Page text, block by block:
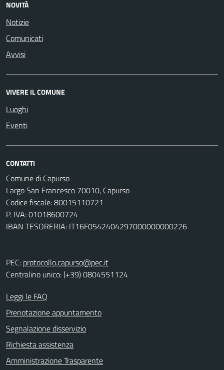
NOVITÀ
Notizie
Comunicati
Avvisi
VIVERE IL COMUNE
Luoghi
Eventi
CONTATTI
Comune di Capurso
Largo San Francesco 70010, Capurso
Codice fiscale: 80015110721
P. IVA: 01018600724
IBAN TESORERIA: IT16F0542404297000000000226
PEC: protocollo.capurso@pec.it
Centralino unico: (+39) 0804551124
Leggi le FAQ
Prenotazione appuntamento
Segnalazione disservizio
Richiesta assistenza
Amministrazione Trasparente